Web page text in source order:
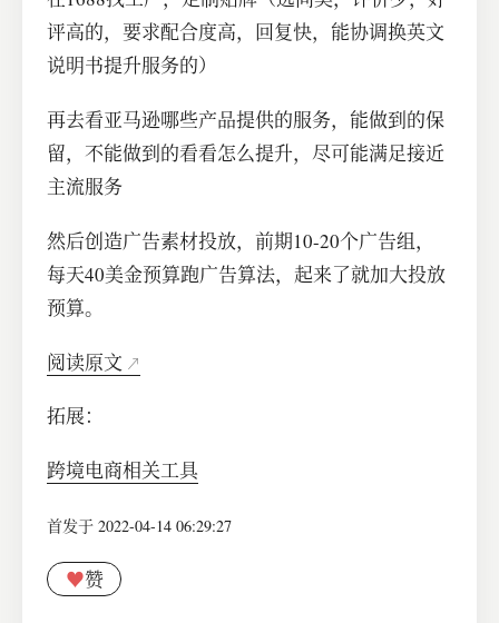
评高的，要求配合度高，回复快，能协调换英文
说明书提升服务的）
再去看亚马逊哪些产品提供的服务，能做到的保
留，不能做到的看看怎么提升，尽可能满足接近
主流服务
然后创造广告素材投放，前期10-20个广告组，
每天40美金预算跑广告算法，起来了就加大投放
预算。
阅读原文
拓展：
跨境电商相关工具
首发于 2022-04-14 06:29:27
♥赞